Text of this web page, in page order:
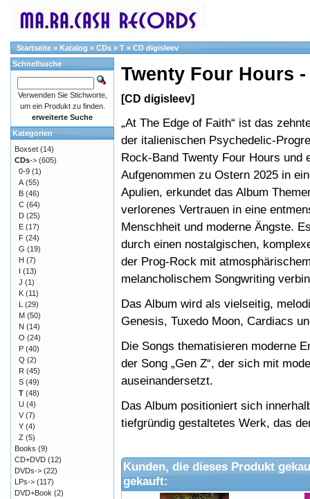
Startseite » Katalog » CDs » T » CD digisleev
Twenty Four Hours
[CD digisleev]
„At The Edge of Faith“ ist das
der italienischen Psychedelic-
Rock-Band Twenty Four Hours und
Aufgenommen zu Ostern 2025 in
Apulien, erkundet das Album
verlorenes Vertrauen in eine
Menschheit und moderne Ängste.
durch einen nostalgischen,
der Prog-Rock mit
melancholischem Songwriting
Das Album wird als vielseitig,
Genesis, Tuxedo Moon, Cardiacs
Die Songs thematisieren moderne
der Song „Gen Z“, der sich mit
auseinandersetzt.
Das Album positioniert sich
tiefgründig gestaltetes Werk, das
Kunden, die dieses Produkt
gekauft:
Schnellsuche
Verwenden Sie Stichworte,
um ein Produkt zu finden.
erweiterte Suche
Kategorien
Boxset (14)
CDs-> (605)
0-9 (1)
A (55)
B (46)
C (64)
D (25)
E (17)
F (24)
G (19)
H (7)
I (13)
J (1)
K (11)
L (29)
M (50)
N (14)
O (24)
P (40)
Q (2)
R (45)
S (49)
T (48)
U (4)
V (7)
Y (4)
Z (5)
Books (9)
CD+DVD (12)
DVDs-> (22)
LPs-> (117)
DVD+Book (2)